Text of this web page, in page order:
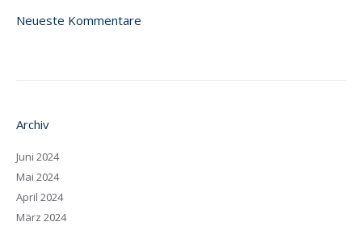
Neueste Kommentare
Archiv
Juni 2024
Mai 2024
April 2024
März 2024